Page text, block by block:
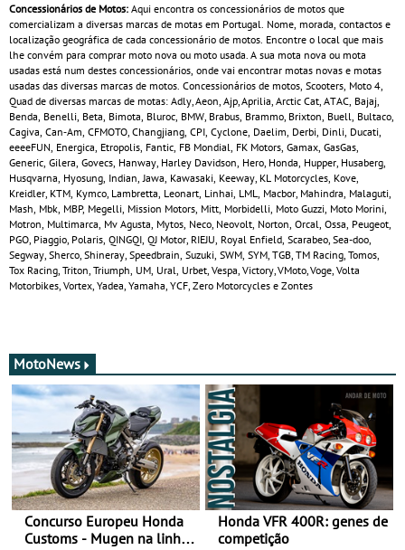
Concessionários de Motos: Aqui encontra os concessionários de motos que
comercializam a diversas marcas de motas em Portugal. Nome, morada, contactos e
localização geográfica de cada concessionário de motos. Encontre o local que mais
lhe convém para comprar moto nova ou moto usada. A sua mota nova ou mota
usadas está num destes concessionários, onde vai encontrar motas novas e motas
usadas das diversas marcas de motos. Concessionários de motos, Scooters, Moto 4,
Quad de diversas marcas de motas: Adly, Aeon, Ajp, Aprilia, Arctic Cat, ATAC, Bajaj,
Benda, Benelli, Beta, Bimota, Bluroc, BMW, Brabus, Brammo, Brixton, Buell, Bultaco,
Cagiva, Can‑Am, CFMOTO, Changjiang, CPI, Cyclone, Daelim, Derbi, Dinli, Ducati,
eeeeFUN, Energica, Etropolis, Fantic, FB Mondial, FK Motors, Gamax, GasGas,
Generic, Gilera, Govecs, Hanway, Harley Davidson, Hero, Honda, Hupper, Husaberg,
Husqvarna, Hyosung, Indian, Jawa, Kawasaki, Keeway, KL Motorcycles, Kove,
Kreidler, KTM, Kymco, Lambretta, Leonart, Linhai, LML, Macbor, Mahindra, Malaguti,
Mash, Mbk, MBP, Megelli, Mission Motors, Mitt, Morbidelli, Moto Guzzi, Moto Morini,
Motron, Multimarca, Mv Agusta, Mytos, Neco, Neovolt, Norton, Orcal, Ossa, Peugeot,
PGO, Piaggio, Polaris, QINGQI, QJ Motor, RIEJU, Royal Enfield, Scarabeo, Sea-doo,
Segway, Sherco, Shineray, Speedbrain, Suzuki, SWM, SYM, TGB, TM Racing, Tomos,
Tox Racing, Triton, Triumph, UM, Ural, Urbet, Vespa, Victory, VMoto, Voge, Volta
Motorbikes, Vortex, Yadea, Yamaha, YCF, Zero Motorcycles e Zontes
MotoNews
Concurso Europeu Honda
Customs - Mugen na linha
Honda VFR 400R: genes de
competição